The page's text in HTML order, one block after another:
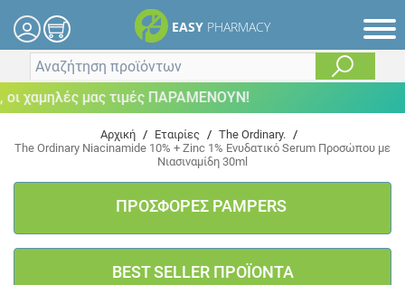
EASY PHARMACY
χαμηλές μας τιμές ΠΑΡΑΜΕΝΟΥΝ!
Αρχική / Εταιρίες / The Ordinary. /
The Ordinary Niacinamide 10% + Zinc 1% Ενυδατικό Serum Προσώπου με
Νιασιναμίδη 30ml
ΠΡΟΣΦΟΡΕΣ PAMPERS
BEST SELLER ΠΡΟΪΟΝΤΑ